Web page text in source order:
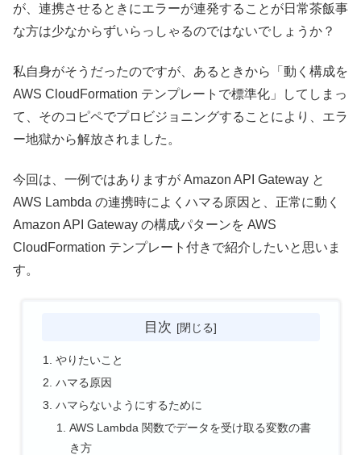
が、連携させるときにエラーが連発することが日常茶飯事
な方は少なからずいらっしゃるのではないでしょうか？
私自身がそうだったのですが、あるときから「動く構成を
AWS CloudFormation テンプレートで標準化」してしまっ
て、そのコピペでプロビジョニングすることにより、エラ
ー地獄から解放されました。
今回は、一例ではありますが Amazon API Gateway と
AWS Lambda の連携時によくハマる原因と、正常に動く
Amazon API Gateway の構成パターンを AWS
CloudFormation テンプレート付きで紹介したいと思いま
す。
目次
やりたいこと
ハマる原因
ハマらないようにするために
AWS Lambda 関数でデータを受け取る変数の書
き方